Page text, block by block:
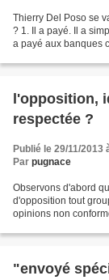
Thierry Del Poso se
? 1. Il a payé. Il a
a payé aux banques
l'opposition,
respectée ?
Publié le 29/11/2013
Par pugnace
Observons d'abord
d'opposition tout
opinions non
"envoyé